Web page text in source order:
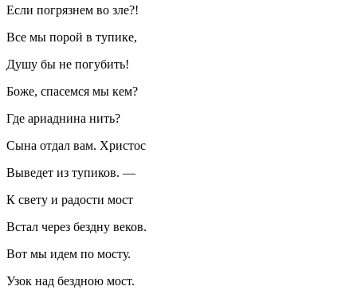
Если погрязнем во зле?!
Все мы порой в тупике,
Душу бы не погубить!
Боже, спасемся мы кем?
Где ариаднина нить?
Сына отдал вам. Христос
Выведет из тупиков. —
К свету и радости мост
Встал через бездну веков.
Вот мы идем по мосту.
Узок над бездною мост.